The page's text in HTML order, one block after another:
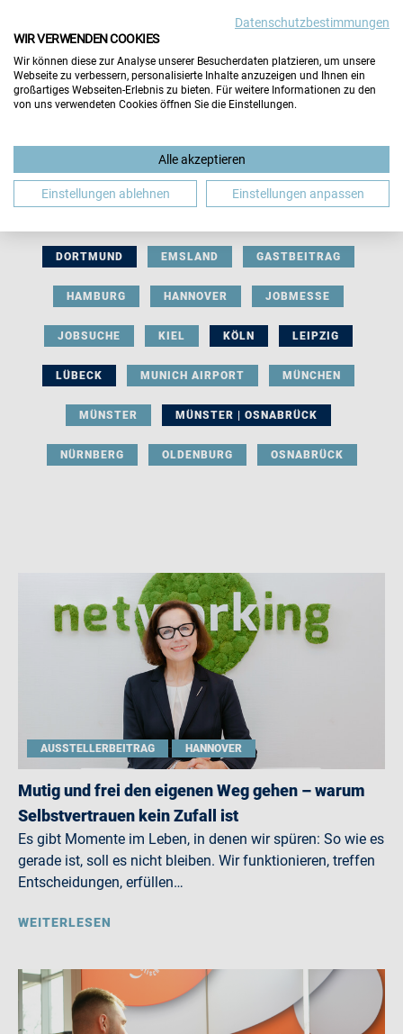
BERUFLICHE ORIENTIERUNG BEWERBUNG
DORTMUND EMSLAND GASTBEITRAG
HAMBURG HANNOVER JOBMESSE
JOBSUCHE KIEL KÖLN LEIPZIG
LÜBECK MUNICH AIRPORT MÜNCHEN
MÜNSTER MÜNSTER | OSNABRÜCK
NÜRNBERG OLDENBURG OSNABRÜCK
AUSSTELLERBEITRAG HANNOVER
Mutig und frei den eigenen Weg gehen – warum
Selbstvertrauen kein Zufall ist
Es gibt Momente im Leben, in denen wir spüren: So wie es
gerade ist, soll es nicht bleiben. Wir funktionieren, treffen
Entscheidungen, erfüllen…
WEITERLESEN
Datenschutzbestimmungen
WIR VERWENDEN COOKIES
Wir können diese zur Analyse unserer Besucherdaten platzieren, um unsere
Webseite zu verbessern, personalisierte Inhalte anzuzeigen und Ihnen ein
großartiges Webseiten-Erlebnis zu bieten. Für weitere Informationen zu den
von uns verwendeten Cookies öffnen Sie die Einstellungen.
Alle akzeptieren
Einstellungen ablehnen Einstellungen anpassen